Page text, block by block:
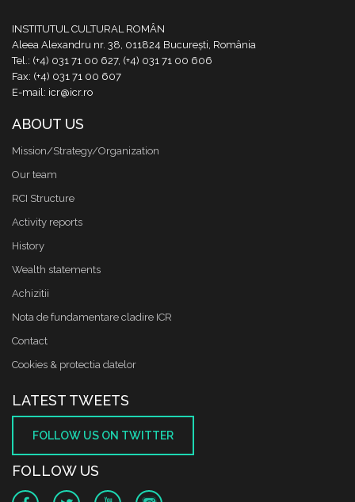
INSTITUTUL CULTURAL ROMÂN
Aleea Alexandru nr. 38, 011824 București, România
Tel.: (+4) 031 71 00 627, (+4) 031 71 00 606
Fax: (+4) 031 71 00 607
E-mail: icr@icr.ro
ABOUT US
Mission/Strategy/Organization
Our team
RCI Structure
Activity reports
History
Wealth statements
Achizitii
Nota de fundamentare cladire ICR
Contact
Cookies & protectia datelor
LATEST TWEETS
FOLLOW US ON TWITTER
FOLLOW US